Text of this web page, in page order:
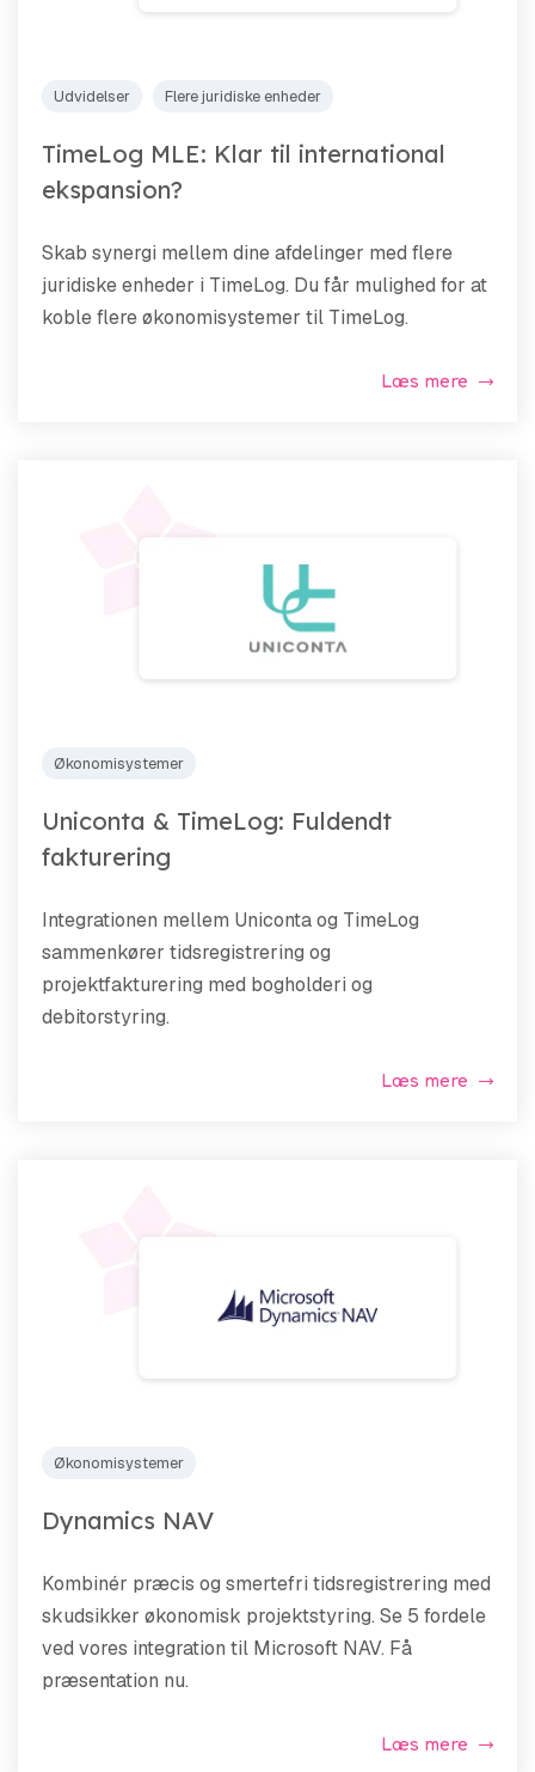
Udvidelser Flere juridiske enheder
TimeLog MLE: Klar til international
ekspansion?
Skab synergi mellem dine afdelinger med flere
juridiske enheder i TimeLog. Du får mulighed for at
koble flere økonomisystemer til TimeLog.
Læs mere
Økonomisystemer
Uniconta & TimeLog: Fuldendt
fakturering
Integrationen mellem Uniconta og TimeLog
sammenkører tidsregistrering og
projektfakturering med bogholderi og
debitorstyring.
Læs mere
Økonomisystemer
Dynamics NAV
Kombinér præcis og smertefri tidsregistrering med
skudsikker økonomisk projektstyring. Se 5 fordele
ved vores integration til Microsoft NAV. Få
præsentation nu.
Læs mere